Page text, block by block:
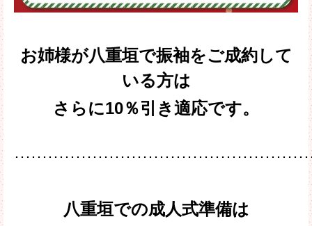
お姉様が八重垣で振袖をご成約して
いる方は
さらに10％引き適応です。
････････････････････････････････････････････････････
八重垣での成人式準備は